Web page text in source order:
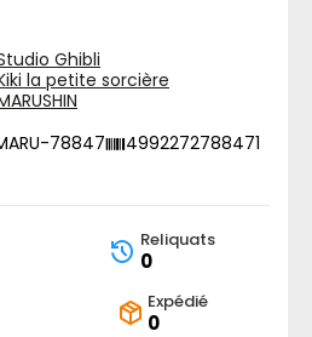
Ghibli
la petite sorcière
78847
4992272788471
Reliquats
0
Expédié
0